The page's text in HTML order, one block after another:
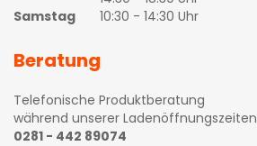
Samstag
10:30 - 14:30 Uhr
Beratung
Telefonische Produktberatung
während unserer Ladenöffnungszeiten
0281 - 442 89074